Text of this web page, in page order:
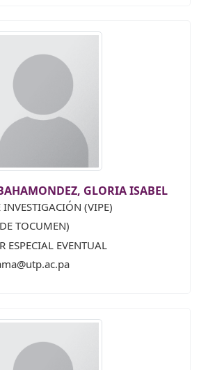
GLORIA ISABEL
INVESTIGACIÓN (VIPE)
TOCUMEN)
ESPECIAL EVENTUAL